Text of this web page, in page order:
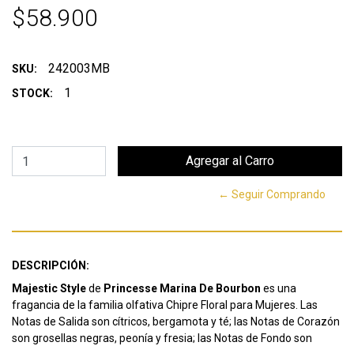
$58.900
SKU: 242003MB
STOCK: 1
← Seguir Comprando
DESCRIPCIÓN:
Majestic Stylede Princesse Marina De Bourbon es una
fragancia de la familia olfativa Chipre Floral para Mujeres. Las
Notas de Salida son cítricos, bergamota y té; las Notas de Corazón
son grosellas negras, peonía y fresia; las Notas de Fondo son